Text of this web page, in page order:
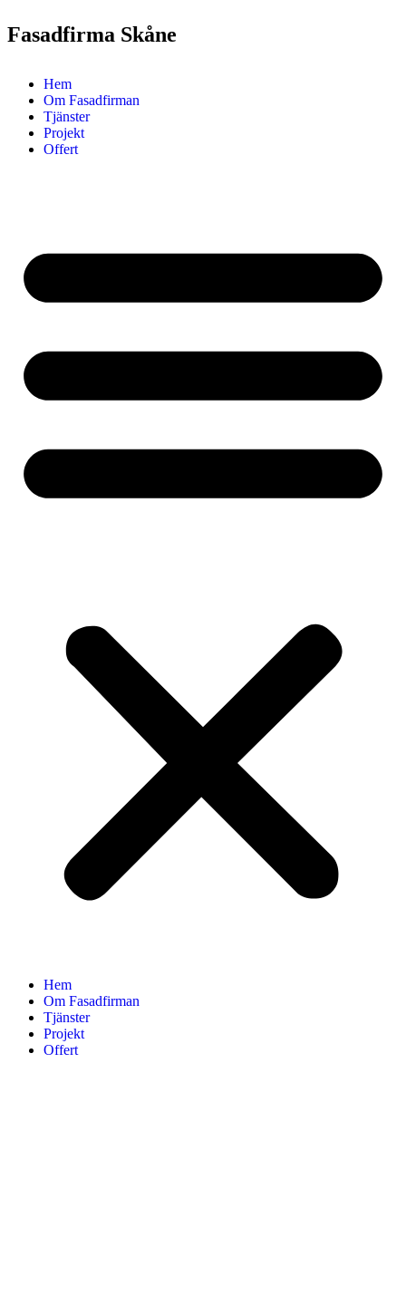
Fasadfirma Skåne
Hem
Om Fasadfirman
Tjänster
Projekt
Offert
Hem
Om Fasadfirman
Tjänster
Projekt
Offert